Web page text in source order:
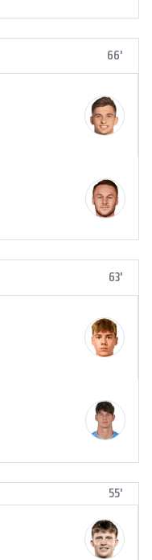
66'
63'
55'